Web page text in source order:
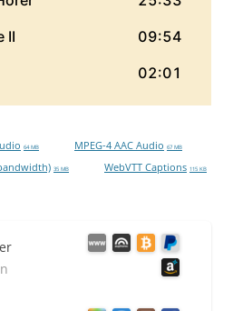
64 MB MPEG-4 AAC Audio 67 MB
35 MB WebVTT Captions 115 KB